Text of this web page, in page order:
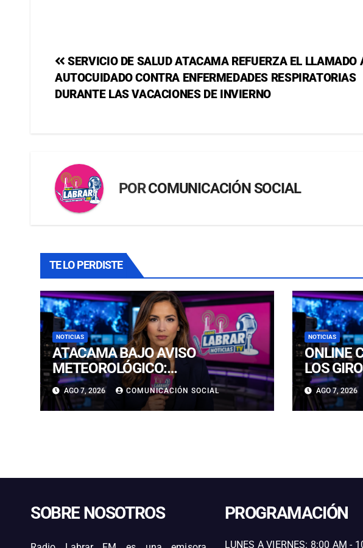
SERVICIO DE SALUD ATACAMA REFUERZA EL LLAMADO
AUTOCUIDADO CONTRA ENFERMEDADES RESPIRATORIAS
DURANTE LAS VACACIONES DE INVIERNO
PORCOMUNICACIÓN SOCIAL
TE LO PERDISTE
NOTICIAS
ATACAMA BAJO AVISO
METEOROLÓGICO:
PRONOSTICAN LLUVIAS E
ISOTERMA CERO ALTA EN
PRECORDILLERA Y CORDILLERA
AGO 7, 2026 COMUNICACIÓN SOCIAL
NOTICIAS
ONLINE
LOS
AGO 7, 2026
SOBRE NOSOTROS PROGRAMACIÓN
LUNES A VIERNES: 8:00 AM -